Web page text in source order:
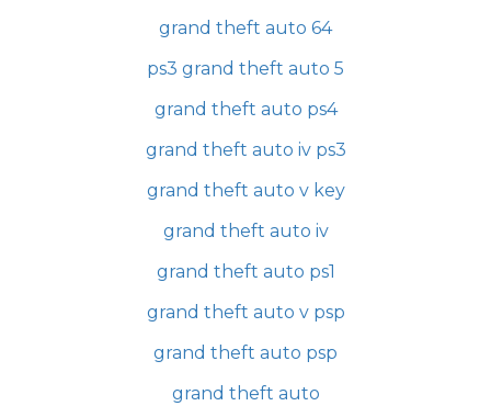
grand theft auto 64
ps3 grand theft auto 5
grand theft auto ps4
grand theft auto iv ps3
grand theft auto v key
grand theft auto iv
grand theft auto ps1
grand theft auto v psp
grand theft auto psp
grand theft auto